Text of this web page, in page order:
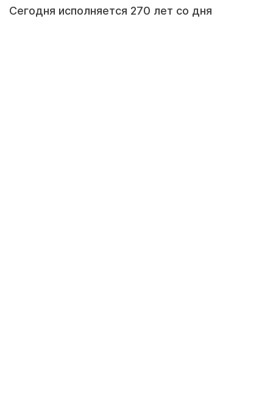
Сегодня исполняется 270 лет со дня